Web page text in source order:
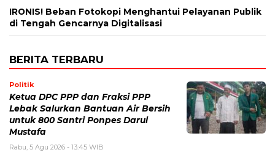
IRONIS! Beban Fotokopi Menghantui Pelayanan Publik
di Tengah Gencarnya Digitalisasi
BERITA TERBARU
Politik
Ketua DPC PPP dan Fraksi PPP
Lebak Salurkan Bantuan Air Bersih
untuk 800 Santri Ponpes Darul
Mustafa
Rabu, 5 Agu 2026 - 13:45 WIB